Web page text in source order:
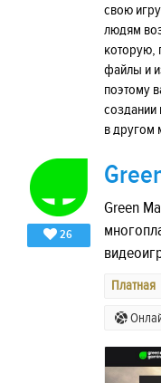
свою
людям
которую,
файлы и
поэтому
создании
в другом
26
Green
Платная